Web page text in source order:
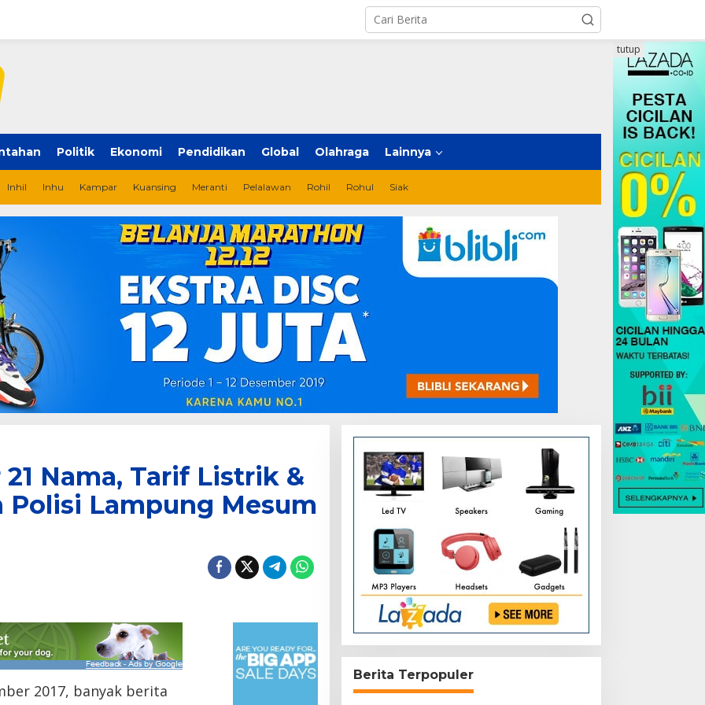
Politik Ekonomi Pendidikan Global Olahraga Lainnya
Inhil Inhu Kampar Kuansing Meranti Pelalawan Rohil Rohul Siak
tutup
Nama, Tarif Listrik &
Polisi Lampung Mesum
2017, banyak berita
Berita Terpopuler